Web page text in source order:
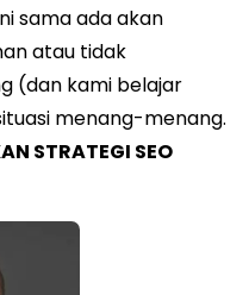
sama ada akan
atau tidak
(dan kami belajar
menang-menang.
STRATEGI SEO